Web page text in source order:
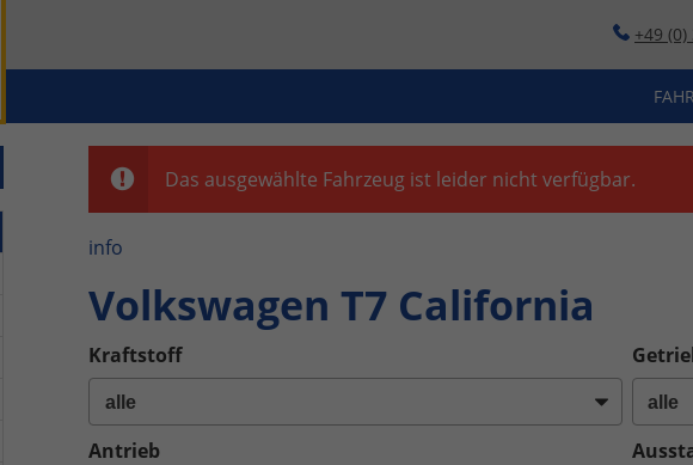
+49
Das ausgewählte Fahrzeug ist leider nicht verfügbar.
info
Volkswagen T7 California
Kraftstoff
Antrieb